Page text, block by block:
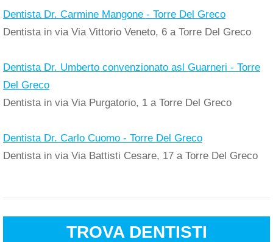
Dentista Dr. Carmine Mangone - Torre Del Greco
Dentista in via Via Vittorio Veneto, 6 a Torre Del Greco
Dentista Dr. Umberto convenzionato asl Guarneri - Torre
Del Greco
Dentista in via Via Purgatorio, 1 a Torre Del Greco
Dentista Dr. Carlo Cuomo - Torre Del Greco
Dentista in via Via Battisti Cesare, 17 a Torre Del Greco
TROVA DENTISTI